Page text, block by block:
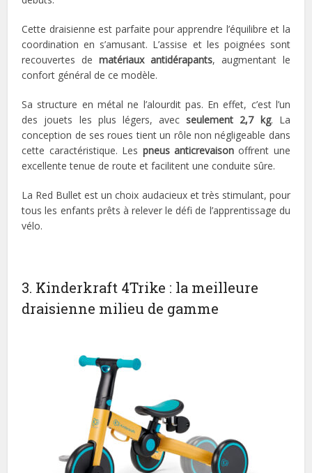
Cette draisienne est parfaite pour apprendre l’équilibre et la
coordination en s’amusant. L’assise et les poignées sont
recouvertes dematériaux antidérapants, augmentant le
confort général de ce modèle.
Sa structure en métal ne l’alourdit pas. En effet, c’est l’un
des jouets les plus légers, avecseulement 2,7 kg. La
conception de ses roues tient un rôle non négligeable dans
cette caractéristique. Les pneus anticrevaisonoffrent une
excellente tenue de route et facilitent une conduite sûre.
La Red Bullet est un choix audacieux et très stimulant, pour
tous les enfants prêts à relever le défi de l’apprentissage du
vélo.
3. Kinderkraft 4Trike : la meilleure
draisienne milieu de gamme